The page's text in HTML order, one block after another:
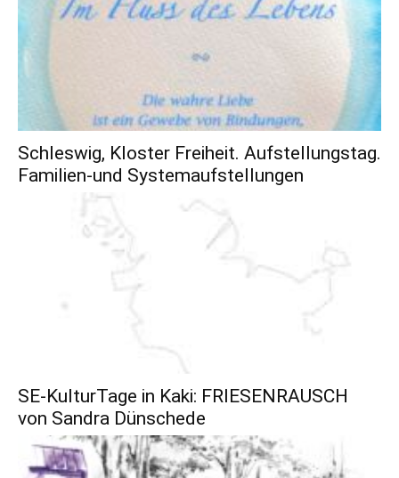
Schleswig, Kloster Freiheit. Aufstellungstag.
Familien-und Systemaufstellungen
SE-KulturTage in Kaki: FRIESENRAUSCH
von Sandra Dünschede